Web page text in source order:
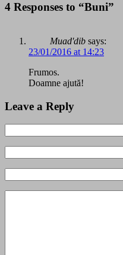
4 Responses to “Buni”
Muad'dib says:
23/01/2016 at 14:23
Frumos.
Doamne ajută!
Leave a Reply